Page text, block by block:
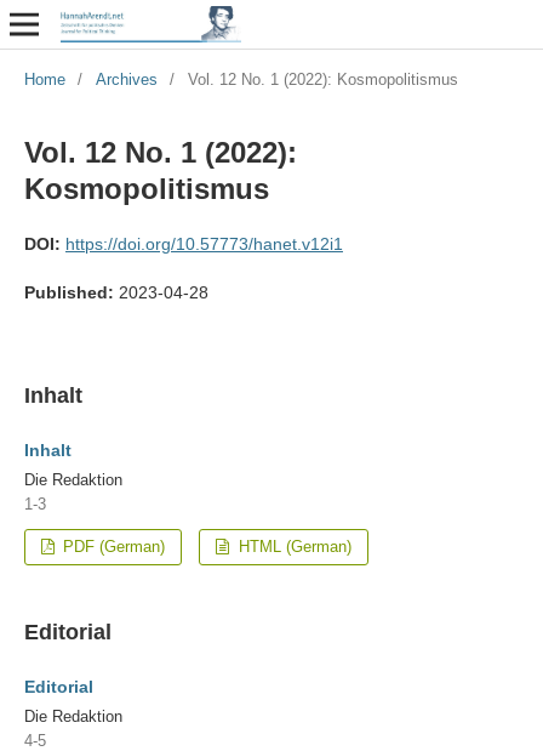
Home / Archives / Vol. 12 No. 1 (2022): Kosmopolitismus
Vol. 12 No. 1 (2022):
Kosmopolitismus
DOI: https://doi.org/10.57773/hanet.v12i1
Published: 2023-04-28
Inhalt
Inhalt
Die Redaktion
1-3
PDF (German) HTML (German)
Editorial
Editorial
Die Redaktion
4-5